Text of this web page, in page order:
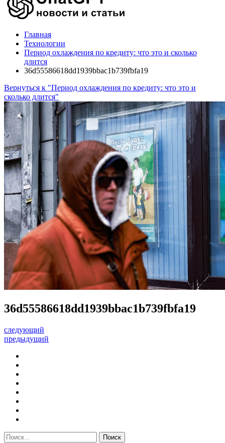
Главная
Технологии
Период охлаждения по кредиту: что это и сколько
длится
36d55586618dd1939bbac1b739fbfa19
Вернуться к "Период охлаждения по кредиту: что это и
сколько длится"
36d55586618dd1939bbac1b739fbfa19
следующий
предыдущий